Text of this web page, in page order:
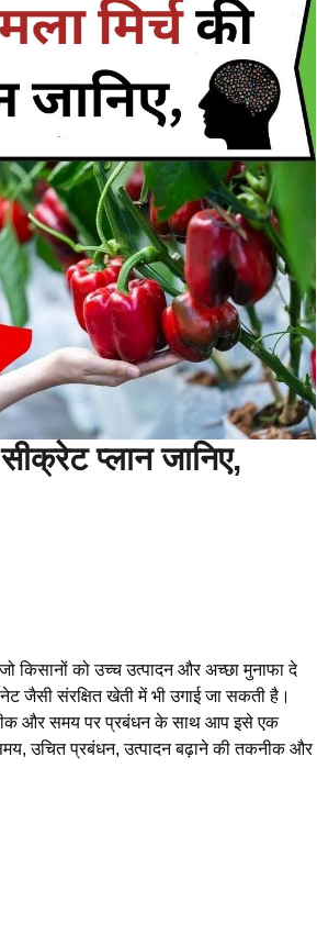
प्लान जानिए,
किसानों को उच्च उत्पादन और अच्छा मुनाफा दे
संरक्षित खेती में भी उगाई जा सकती है।
और समय पर प्रबंधन के साथ आप इसे एक
उचित प्रबंधन, उत्पादन बढ़ाने की तकनीक और